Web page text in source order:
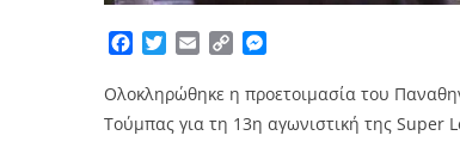
Facebook
TwitterEmailCopy
Ολοκληρώθηκε η προετοιμασία του
Τούμπας για τη 13η αγωνιστική της Super